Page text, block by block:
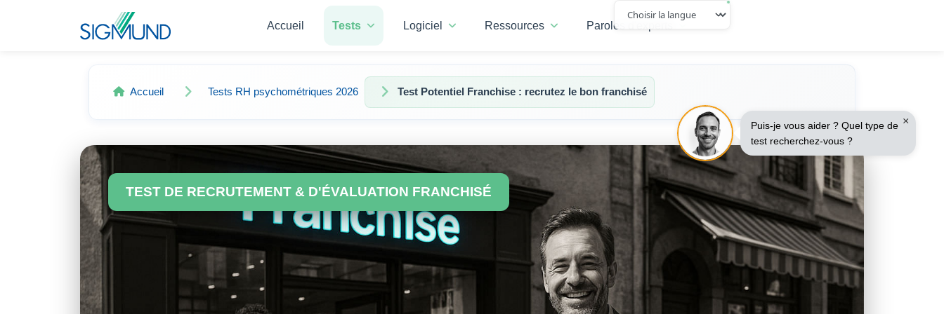
×
Puis-je vous aider ? Quel type de
test recherchez-vous ?
Accueil Tests Logiciel Ressources Paroles d'experts
Accueil Tests RH psychométriques 2026 Test Potentiel Franchise : recrutez le bon franchisé
TEST DE RECRUTEMENT & D'ÉVALUATION FRANCHISÉ